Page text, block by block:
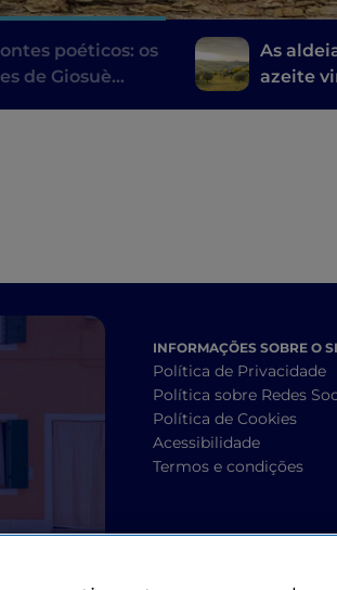
poéticos: os
de Giosuè
As
azeite
INFORMAÇÕES SOBRE O
Política de Privacidade
Política sobre Redes
Política de Cookies
Acessibilidade
Termos e condições